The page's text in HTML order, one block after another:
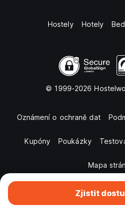
Zjistit
Hostely Hotely
© 1999-2026
Oznámení o ochraně dat
Kupóny Poukázky
Mapa